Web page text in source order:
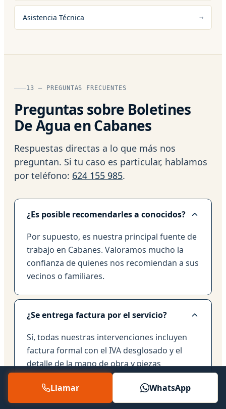
Asistencia Técnica
13 — PREGUNTAS FRECUENTES
Preguntas sobre Boletines
De Agua en Cabanes
Respuestas directas a lo que más nos
preguntan. Si tu caso es particular, hablamos
por teléfono: 624 155 985.
¿Es posible recomendarles a conocidos?
Por supuesto, es nuestra principal fuente de
trabajo en Cabanes. Valoramos mucho la
confianza de quienes nos recomiendan a sus
vecinos o familiares.
¿Se entrega factura por el servicio?
Sí, todas nuestras intervenciones incluyen
factura formal con el IVA desglosado y el
detalle de la mano de obra y piezas
Llamar
WhatsApp